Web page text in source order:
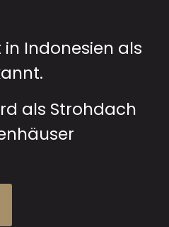
Indonesien als
als Strohdach